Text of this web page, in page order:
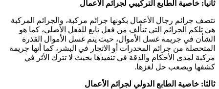
ثانيا: خاصية الطابع التركيبي لجرائم الأعمال
تتصف جرائم رجال الأعمال بكونها جرائم مركبة، والجرائم المركبة
هي تلكم الجرائم التي تتألف من فعل تابع للفعل الأصلي، كما هو
الشأن في جريمة غسل الأموال، حيث يتم غسل الأموال القذرة
المتحصلة من جرائم المخدرات أو الاتجار في البشر، كما أنها جريمة
مركبة لمدى الأحكام والدقة في تنفيذها بحيث لا تترك الأثر في
كشفها ويصعب حل لغزها.
ثالثا: خاصية الطابع الدولي لجرائم الأعمال